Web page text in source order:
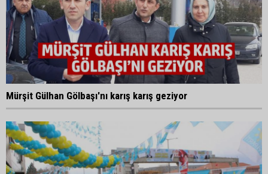
Mürşit Gülhan Gölbaşı'nı karış karış geziyor